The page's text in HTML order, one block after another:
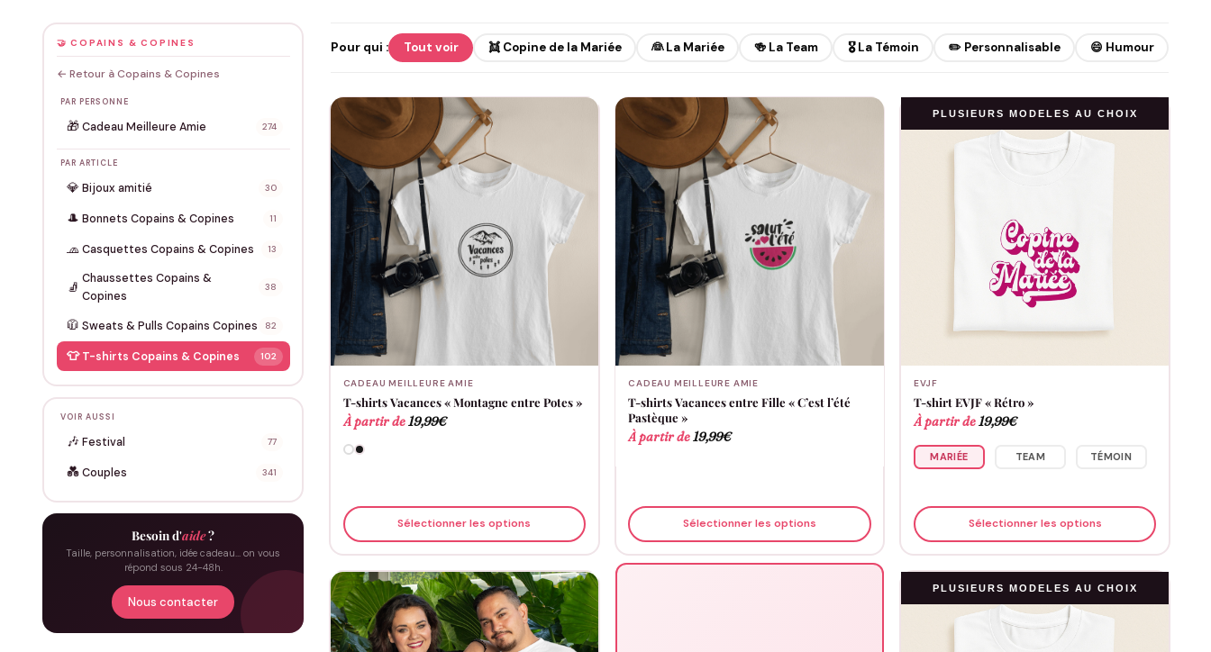
🤝 COPAINS & COPINES
← Retour à Copains & Copines
PAR PERSONNE
🎁 Cadeau Meilleure Amie 274
PAR ARTICLE
💎 Bijoux amitié 30
🎩 Bonnets Copains & Copines 11
🧢 Casquettes Copains & Copines 13
🧦
Chaussettes Copains &
Copines
38
🧥 Sweats & Pulls Copains Copines 82
👕 T-shirts Copains & Copines 102
VOIR AUSSI
🎶 Festival 77
💑 Couples 341
Besoin d'aide?
Taille, personnalisation, idée cadeau… on vous
répond sous 24-48h.
Nous contacter
Pour qui : Tout voir 👯 Copine de la Mariée 👰 La Mariée 🍻 La Team 🎖️ La Témoin ✏️ Personnalisable 😄 Humour
CADEAU MEILLEURE AMIE
T-shirts Vacances « Montagne entre Potes »
À partir de 19,99€
Sélectionner les options
CADEAU MEILLEURE AMIE
T-shirts Vacances entre Fille « C’est l’été
Pastèque »
À partir de 19,99€
Sélectionner les options
PLUSIEURS MODELES AU CHOIX
EVJF
T-shirt EVJF « Rétro »
À partir de 19,99€
MARIÉE TEAM TÉMOIN
Sélectionner les options
PLUSIEURS MODELES AU CHOIX